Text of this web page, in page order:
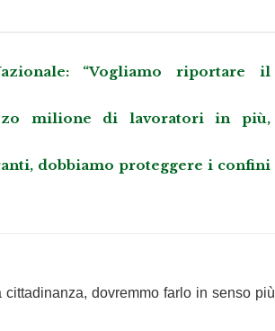
“Vogliamo riportare il
milione di lavoratori in più,
dobbiamo proteggere i confini
dovremmo farlo in senso più